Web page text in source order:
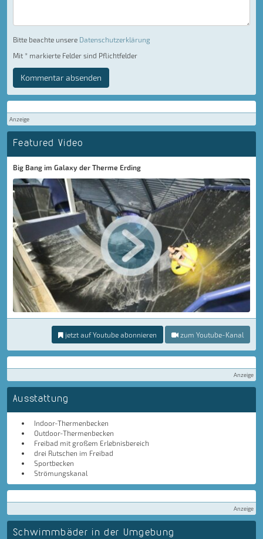
Bitte beachte unsere Datenschutzerklärung
Mit * markierte Felder sind Pflichtfelder
Kommentar absenden
Anzeige
Featured Video
Big Bang im Galaxy der Therme Erding
jetzt auf Youtube abonnieren zum Youtube-Kanal
Anzeige
Ausstattung
Indoor-Thermenbecken
Outdoor-Thermenbecken
Freibad mit großem Erlebnisbereich
drei Rutschen im Freibad
Sportbecken
Strömungskanal
Anzeige
Schwimmbäder in der Umgebung